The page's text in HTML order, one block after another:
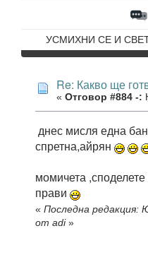
УСМИХНИ СЕ И
Re: Какво ще
« Отговор #884 -:
днес мисля една
спретна,айрян
момичета
прави
« Последна редакция:
от adi»